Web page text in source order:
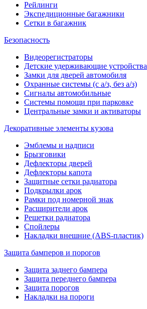
Рейлинги
Экспедиционные багажники
Сетки в багажник
Безопасность
Видеорегистраторы
Детские удерживающие устройства
Замки для дверей автомобиля
Охранные системы (с а/з, без а/з)
Сигналы автомобильные
Системы помощи при парковке
Центральные замки и активаторы
Декоративные элементы кузова
Эмблемы и надписи
Брызговики
Дефлекторы дверей
Дефлекторы капота
Защитные сетки радиатора
Подкрылки арок
Рамки под номерной знак
Расширители арок
Решетки радиатора
Спойлеры
Накладки внешние (ABS-пластик)
Защита бамперов и порогов
Защита заднего бампера
Защита переднего бампера
Защита порогов
Накладки на пороги